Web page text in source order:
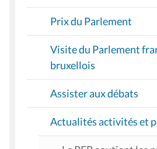
Prix du Parlement
Visite du Parlement
bruxellois
Assister aux débats
Actualités activités et